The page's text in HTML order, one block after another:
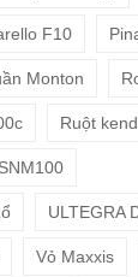
F10
Monton
Ruột
ULTEGRA
Vỏ Maxxis